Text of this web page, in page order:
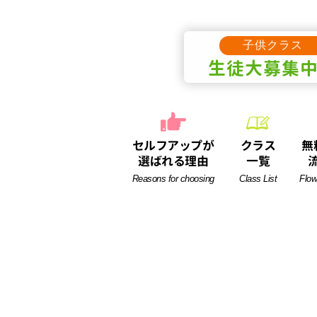
子供クラス
生徒大募集
セルフアップが
選ばれる理由
Reasons for choosing
クラス
一覧
Class List
無